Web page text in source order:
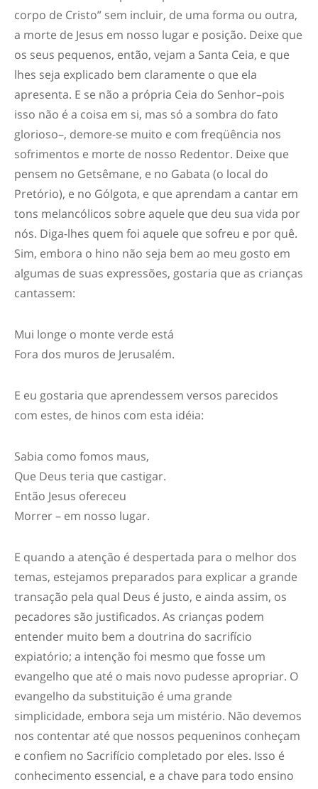
corpo de Cristo” sem incluir, de uma forma ou outra,
a morte de Jesus em nosso lugar e posição. Deixe que
os seus pequenos, então, vejam a Santa Ceia, e que
lhes seja explicado bem claramente o que ela
apresenta. E se não a própria Ceia do Senhor–pois
isso não é a coisa em si, mas só a sombra do fato
glorioso–, demore-se muito e com freqüência nos
sofrimentos e morte de nosso Redentor. Deixe que
pensem no Getsêmane, e no Gabata (o local do
Pretório), e no Gólgota, e que aprendam a cantar em
tons melancólicos sobre aquele que deu sua vida por
nós. Diga-lhes quem foi aquele que sofreu e por quê.
Sim, embora o hino não seja bem ao meu gosto em
algumas de suas expressões, gostaria que as crianças
cantassem:
Mui longe o monte verde está
Fora dos muros de Jerusalém.
E eu gostaria que aprendessem versos parecidos
com estes, de hinos com esta idéia:
Sabia como fomos maus,
Que Deus teria que castigar.
Então Jesus ofereceu
Morrer – em nosso lugar.
E quando a atenção é despertada para o melhor dos
temas, estejamos preparados para explicar a grande
transação pela qual Deus é justo, e ainda assim, os
pecadores são justificados. As crianças podem
entender muito bem a doutrina do sacrifício
expiatório; a intenção foi mesmo que fosse um
evangelho que até o mais novo pudesse apropriar. O
evangelho da substituição é uma grande
simplicidade, embora seja um mistério. Não devemos
nos contentar até que nossos pequeninos conheçam
e confiem no Sacrifício completado por eles. Isso é
conhecimento essencial, e a chave para todo ensino